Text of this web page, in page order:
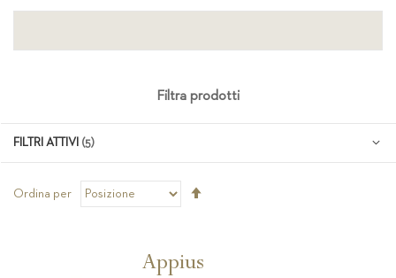
Ordina per
Appius
Filtra prodotti
FILTRI ATTIVI